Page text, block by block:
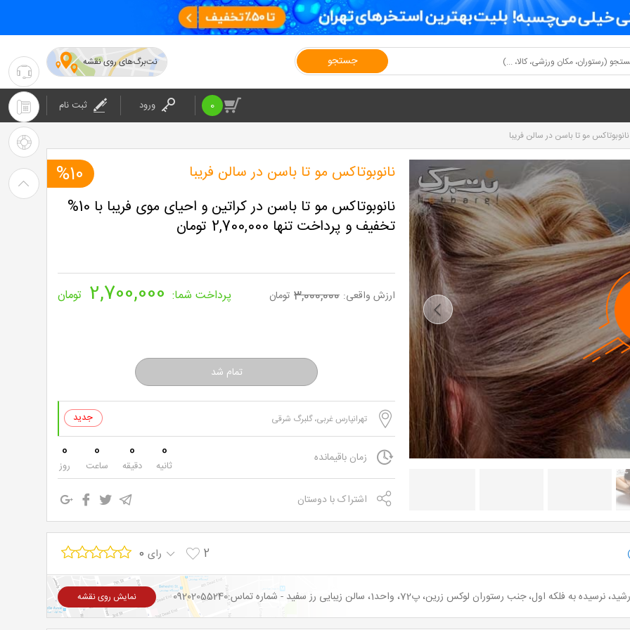
جستجو نت‌برگ‌های روی نقشه
0 ورود ثبت نام
نانوبوتاکس مو تا باسن در سالن فریبا
Previous
%10
نانوبوتاکس مو تا باسن در سالن فریبا
نانوبوتاکس مو تا باسن در کراتین و احیای موی فریبا با 10%
تخفیف و پرداخت تنها 2,700,000 تومان
ارزش واقعی: 3,000,000 تومان پرداخت شما: 2,700,000 تومان
تهرانپارس غربی، گلبرگ شرقی
زمان باقیمانده 0
روز
0
ساعت
0
دقیقه
0
ثانیه
اشتراک با دوستان
2 رای 0
رستوران لوکس زرین، پ72، واحد1، سالن زیبایی رز سفید - شماره تماس:09202055240 نمایش روی نقشه
۰۲۱-۴۲۰۲۴
:
پشتیبانی
۰۲۱-۴۲۰۲۴
: شرکت
راهنمای
خرید